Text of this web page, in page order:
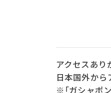
アクセスあり
日本国外から
※「ガシャポ